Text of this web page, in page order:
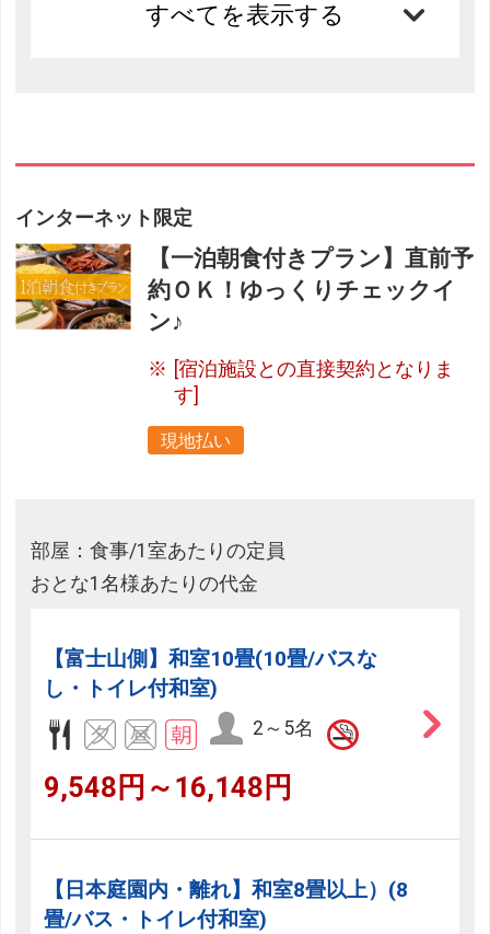
すべてを表示する
インターネット限定
【一泊朝食付きプラン】直前予
約ＯＫ！ゆっくりチェックイ
ン♪
[宿泊施設との直接契約となりま
す]
現地払い
部屋：食事/1室あたりの定員
おとな1名様あたりの代金
【富士山側】和室10畳(10畳/バスな
し・トイレ付和室)
2～5名
9,548円～16,148円
【日本庭園内・離れ】和室8畳以上）(8
畳/バス・トイレ付和室)